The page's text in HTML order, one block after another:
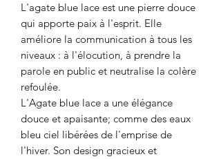
L'agate blue lace est une pierre douce
qui apporte paix à l'esprit. Elle
améliore la communication à tous les
niveaux : à l'élocution, à prendre la
parole en public et neutralise la colère
refoulée.
L'Agate blue lace a une élégance
douce et apaisante; comme des eaux
bleu ciel libérées de l'emprise de
l'hiver. Son design gracieux et